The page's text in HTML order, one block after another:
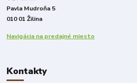
Pavla Mudroňa 5
010 01 Žilina
Navigácia na predajné miesto
Kontakty